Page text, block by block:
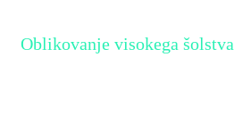
Oblikovanje visokega šolstva